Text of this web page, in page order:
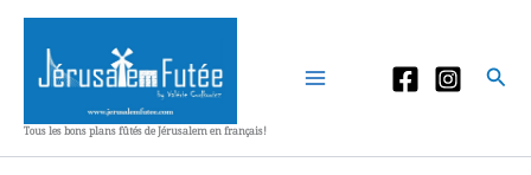
Aller
contenu
Tous les bons plans fûtés de Jérusalem en français!